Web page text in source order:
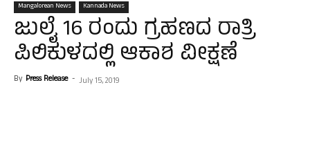
Mangalorean News Kannada News
ಜುಲೈ 16 ರಂದು ಗ್ರಹಣದ ರಾತ್ರಿ
ಪಿಲಿಕುಳದಲ್ಲಿ ಆಕಾಶ ವೀಕ್ಷಣೆ
By Press Release - July 15, 2019